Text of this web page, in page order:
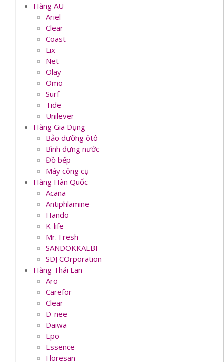
Hàng AU
Ariel
Clear
Coast
Lix
Net
Olay
Omo
Surf
Tide
Unilever
Hàng Gia Dụng
Bảo dưỡng ôtô
Bình đựng nước
Đồ bếp
Máy công cụ
Hàng Hàn Quốc
Acana
Antiphlamine
Hando
K-life
Mr. Fresh
SANDOKKAEBI
SDJ COrporation
Hàng Thái Lan
Aro
Carefor
Clear
D-nee
Daiwa
Epo
Essence
Floresan